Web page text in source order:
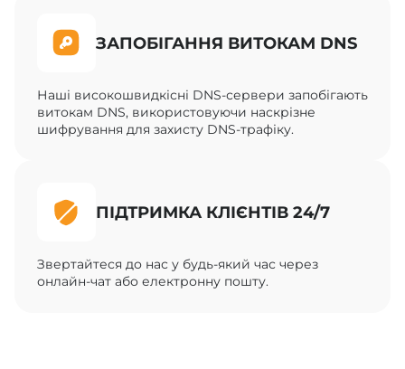
ЗАПОБІГАННЯ ВИТОКАМ DNS
Наші високошвидкісні DNS-сервери запобігають
витокам DNS, використовуючи наскрізне
шифрування для захисту DNS-трафіку.
ПІДТРИМКА КЛІЄНТІВ 24/7
Звертайтеся до нас у будь-який час через
онлайн-чат або електронну пошту.